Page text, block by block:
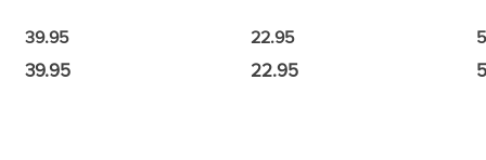
39.95
39.95
22.95
22.95